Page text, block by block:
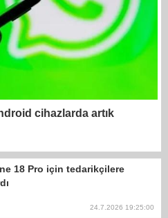
cihazlarda artık
18 Pro için tedarikçilere
24.7.2026 19:25:00